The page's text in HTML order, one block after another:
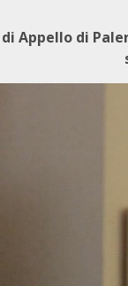
Appello di